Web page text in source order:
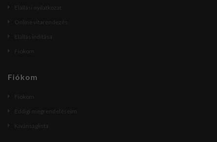
Elállási nyilatkozat
Online vitarendezés
Elállás indítása
Fiókom
Fiókom
Fiókom
Eddigi megrendeléseim
Kívánságlista